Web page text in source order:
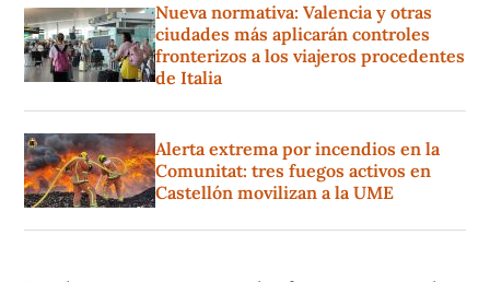
Nueva normativa: Valencia y otras
ciudades más aplicarán controles
fronterizos a los viajeros procedentes
de Italia
Alerta extrema por incendios en la
Comunitat: tres fuegos activos en
Castellón movilizan a la UME